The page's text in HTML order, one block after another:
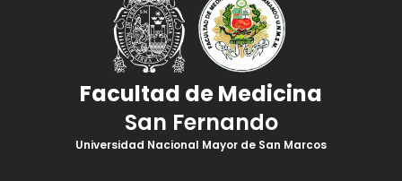
Facultad de Medicina
San Fernando
Universidad Nacional Mayor de San Marcos